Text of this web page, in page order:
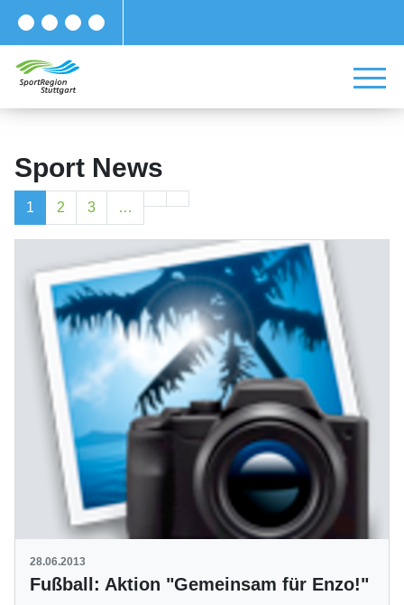
Sport News
1 2 3 …
28.06.2013
Fußball: Aktion "Gemeinsam für Enzo!"